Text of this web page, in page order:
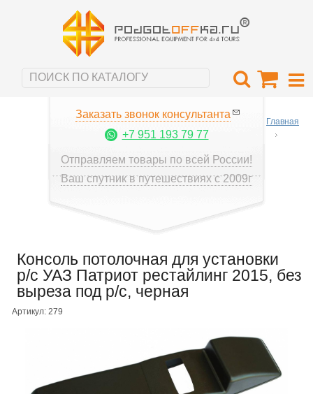
Заказать звонок консультанта
+7 951 193 79 77
Отправляем товары по всей России!
Ваш спутник в путешествиях с 2009г
Главная
Консоль потолочная для установки
р/c УАЗ Патриот рестайлинг 2015, без
выреза под р/c, черная
Артикул: 279